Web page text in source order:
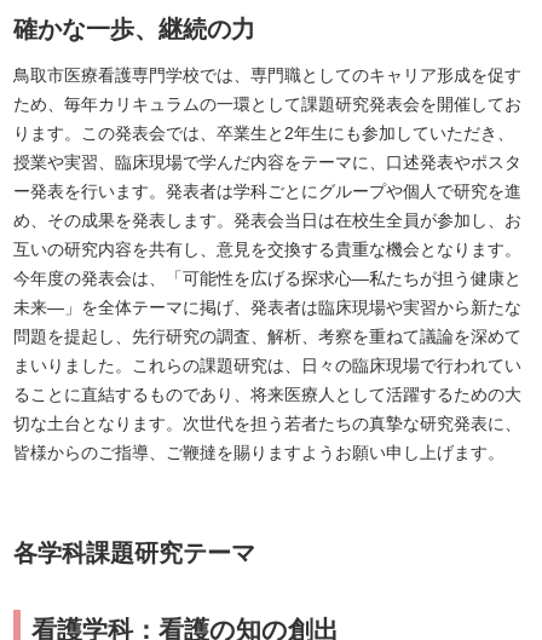
確かな一歩、継続の力
鳥取市医療看護専門学校では、専門職としてのキャリア形成を促す
ため、毎年カリキュラムの一環として課題研究発表会を開催してお
ります。この発表会では、卒業生と2年生にも参加していただき、
授業や実習、臨床現場で学んだ内容をテーマに、口述発表やポスタ
ー発表を行います。発表者は学科ごとにグループや個人で研究を進
め、その成果を発表します。発表会当日は在校生全員が参加し、お
互いの研究内容を共有し、意見を交換する貴重な機会となります。
今年度の発表会は、「可能性を広げる探求心―私たちが担う健康と
未来―」を全体テーマに掲げ、発表者は臨床現場や実習から新たな
問題を提起し、先行研究の調査、解析、考察を重ねて議論を深めて
まいりました。これらの課題研究は、日々の臨床現場で行われてい
ることに直結するものであり、将来医療人として活躍するための大
切な土台となります。次世代を担う若者たちの真摯な研究発表に、
皆様からのご指導、ご鞭撻を賜りますようお願い申し上げます。
各学科課題研究テーマ
看護学科：看護の知の創出